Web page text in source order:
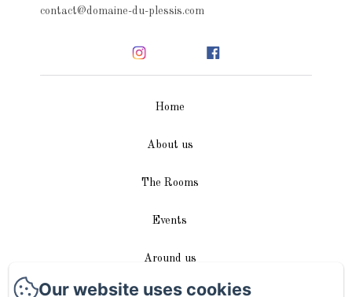
contact@domaine-du-plessis.com
Home
About us
The Rooms
Events
Around us
Our website uses cookies